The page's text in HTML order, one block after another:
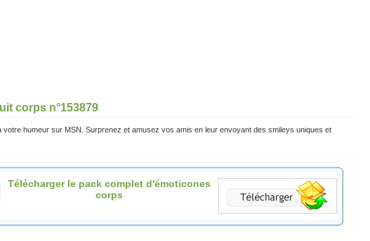
corps n°153879
votre humeur sur MSN. Surprenez et amusez vos amis en leur envoyant des smileys uniques et
Télécharger le pack complet d'émoticones
corps